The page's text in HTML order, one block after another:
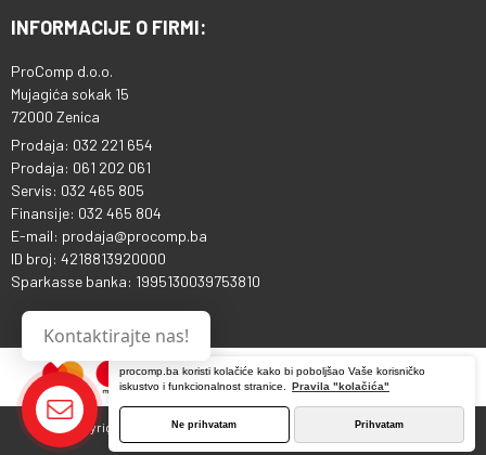
procomp.ba koristi kolačiće kako bi poboljšao Vaše korisničko
iskustvo i funkcionalnost stranice.
Pravila "kolačića"
Ne prihvatam Prihvatam
INFORMACIJE O FIRMI:
ProComp d.o.o.
Mujagića sokak 15
72000 Zenica
Prodaja: 032 221 654
Prodaja: 061 202 061
Servis: 032 465 805
Finansije: 032 465 804
E-mail: prodaja@procomp.ba
ID broj: 4218813920000
Sparkasse banka: 1995130039753810
Copyright © 2013 - 2026 ProComp d.o.o. Sva prava pridržana.
Kontaktirajte nas!